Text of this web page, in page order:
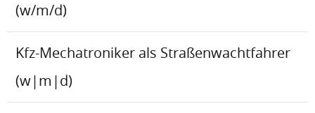
(w/m/d)
Kfz-Mechatroniker als Straßenwachtfahrer
(w|m|d)